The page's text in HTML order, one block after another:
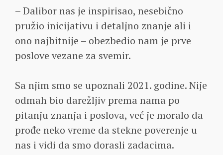
– Dalibor nas je inspirisao, nesebično
pružio inicijativu i detaljno znanje ali i
ono najbitnije – obezbedio nam je prve
poslove vezane za svemir.
Sa njim smo se upoznali 2021. godine. Nije
odmah bio darežljiv prema nama po
pitanju znanja i poslova, već je moralo da
prođe neko vreme da stekne poverenje u
nas i vidi da smo dorasli zadacima.